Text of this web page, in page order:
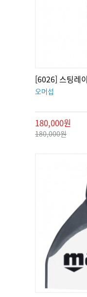
[6026] 스팅레
오머섭
180,000원
180,000원